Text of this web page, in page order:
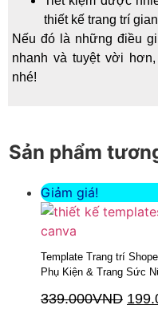
thiết kế trang trí
Nếu đó là những điều
nhanh và tuyệt vời
nhé!
Sản phẩm
Giảm giá!
Template Trang trí
Phụ Kiện & Trang Sức
339.000VND